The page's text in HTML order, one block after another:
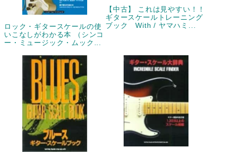
ロック・ギタースケールの使
いこなしがわかる本 （シンコ
ー・ミュージック・ムック...
【中古】 これは見やすい！！
ギタースケールトレーニング
ブック With / ヤマハミ...